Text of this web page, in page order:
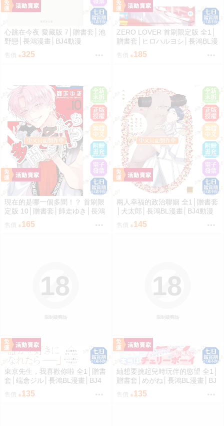
心跳在今夜 愛藏版 7│贈書套│池
野戀│長鴻漫畫│BJ4動漫
售價 325
ZERO LOVER 首刷限定版 全1│
贈書套│ヒロハルヨシ│長鴻BL漫
畫│BJ4動漫
售價 185
現在的是哪一個多聞！？ 首刷限
定版 10│贈書套│師走ゆき│長鴻
漫畫│BJ4動漫
165
兩人幸福的政治聯姻 全1│贈書套
│犬太郎│長鴻BL漫畫│BJ4動漫
145
限制級商品
18
東京先生，我喜歡你啦 全1│贈書
套│端倉ジル│長鴻BL漫畫│BJ4
售價 135
限制級商品
18
紬想要挑起兒時玩伴的慾望 全1│
贈書套│めがね│長鴻BL漫畫│BJ
4動漫
售價 135